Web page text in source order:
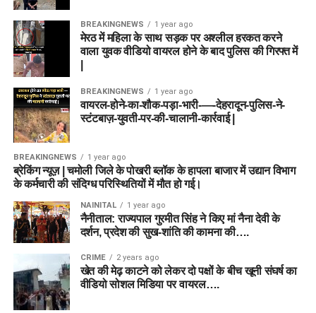
BREAKINGNEWS 1 year ago
मेरठ में महिला के साथ सड़क पर अश्लील हरकत करने
वाला युवक वीडियो वायरल होने के बाद पुलिस की गिरफ्त में
BREAKINGNEWS 1 year ago
वायरल-होने-का-शौक-पड़ा-भारी-—-देहरादून-पुलिस-ने-
स्टंटबाज़-युवती-पर-की-चालानी-कार्रवाई |
BREAKINGNEWS 1 year ago
ब्रेकिंग न्यूज़ | चमोली जिले के पोखरी ब्लॉक के हापला बाजार में उद्यान विभाग
के कर्मचारी की संदिग्ध परिस्थितियों में मौत हो गई।
NAINITAL 1 year ago
नैनीताल: राज्यपाल गुरमीत सिंह ने किए मां नैना देवी के
दर्शन, प्रदेश की सुख-शांति की कामना की….
CRIME 2 years ago
खेत की मेढ़ काटने को लेकर दो पक्षों के बीच खूनी संघर्ष का
वीडियो सोशल मिडिया पर वायरल….